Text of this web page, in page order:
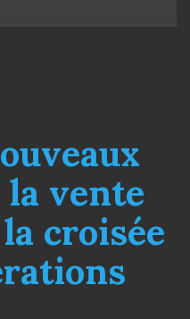
vente
croisée